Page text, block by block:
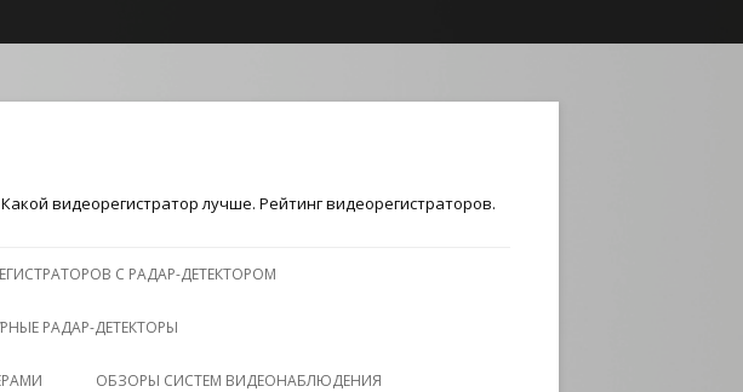
видеорегистратор лучше. Рейтинг видеорегистраторов.
С РАДАР-ДЕТЕКТОРОМ
РАДАР-ДЕТЕКТОРЫ
ОБЗОРЫ СИСТЕМ ВИДЕОНАБЛЮДЕНИЯ